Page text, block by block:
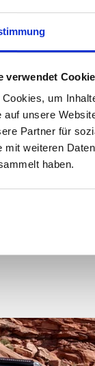
verwendet
um
auf unsere
Partner für
mit weiteren
haben.
nous des